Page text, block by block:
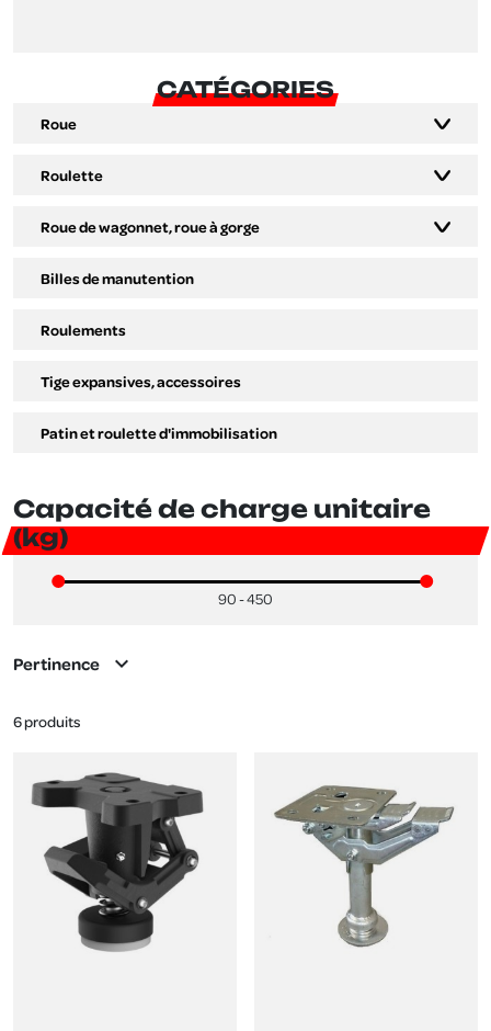
CATÉGORIES
Roue
Roulette
Roue de wagonnet, roue à gorge
Billes de manutention
Roulements
Tige expansives, accessoires
Patin et roulette d'immobilisation
Capacité de charge unitaire
(kg)
90 - 450
6 produits
Pertinence expand_more